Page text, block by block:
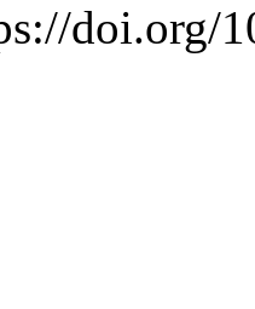
doi.org/